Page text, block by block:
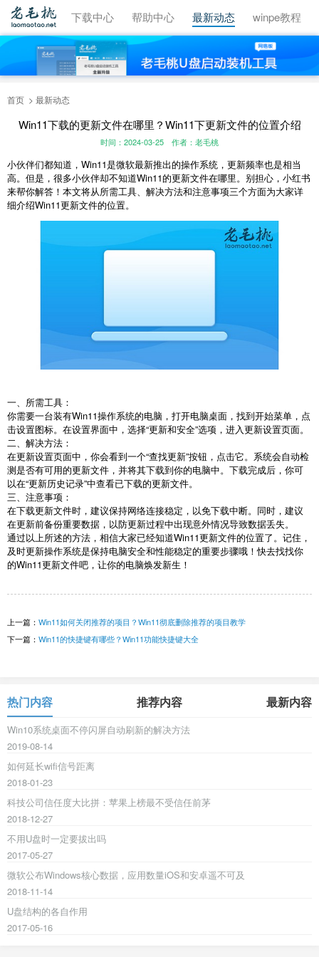
视频教程 下载中心 帮助中心 最新动态 winpe教程
首页 最新动态
Win11下载的更新文件在哪里？Win11下更新文件的位置介绍
时间：2024-03-25 作者：老毛桃
小伙伴们都知道，Win11是微软最新推出的操作系统，更新频率也是相当
高。但是，很多小伙伴却不知道Win11的更新文件在哪里。别担心，小红书
来帮你解答！本文将从所需工具、解决方法和注意事项三个方面为大家详
细介绍Win11更新文件的位置。
一、所需工具：
你需要一台装有Win11操作系统的电脑，打开电脑桌面，找到开始菜单，点
击设置图标。在设置界面中，选择“更新和安全”选项，进入更新设置页面。
二、解决方法：
在更新设置页面中，你会看到一个“查找更新”按钮，点击它。系统会自动检
测是否有可用的更新文件，并将其下载到你的电脑中。下载完成后，你可
以在“更新历史记录”中查看已下载的更新文件。
三、注意事项：
在下载更新文件时，建议保持网络连接稳定，以免下载中断。同时，建议
在更新前备份重要数据，以防更新过程中出现意外情况导致数据丢失。
通过以上所述的方法，相信大家已经知道Win11更新文件的位置了。记住，
及时更新操作系统是保持电脑安全和性能稳定的重要步骤哦！快去找找你
的Win11更新文件吧，让你的电脑焕发新生！
上一篇： Win11如何关闭推荐的项目？Win11彻底删除推荐的项目教学
下一篇： Win11的快捷键有哪些？Win11功能快捷键大全
热门内容 推荐内容 最新内容
Win10系统桌面不停闪屏自动刷新的解决方法
2019-08-14
如何延长wifi信号距离
2018-01-23
科技公司信任度大比拼：苹果上榜最不受信任前茅
2018-12-27
不用U盘时一定要拔出吗
2017-05-27
微软公布Windows核心数据，应用数量iOS和安卓遥不可及
2018-11-14
U盘结构的各自作用
2017-05-16